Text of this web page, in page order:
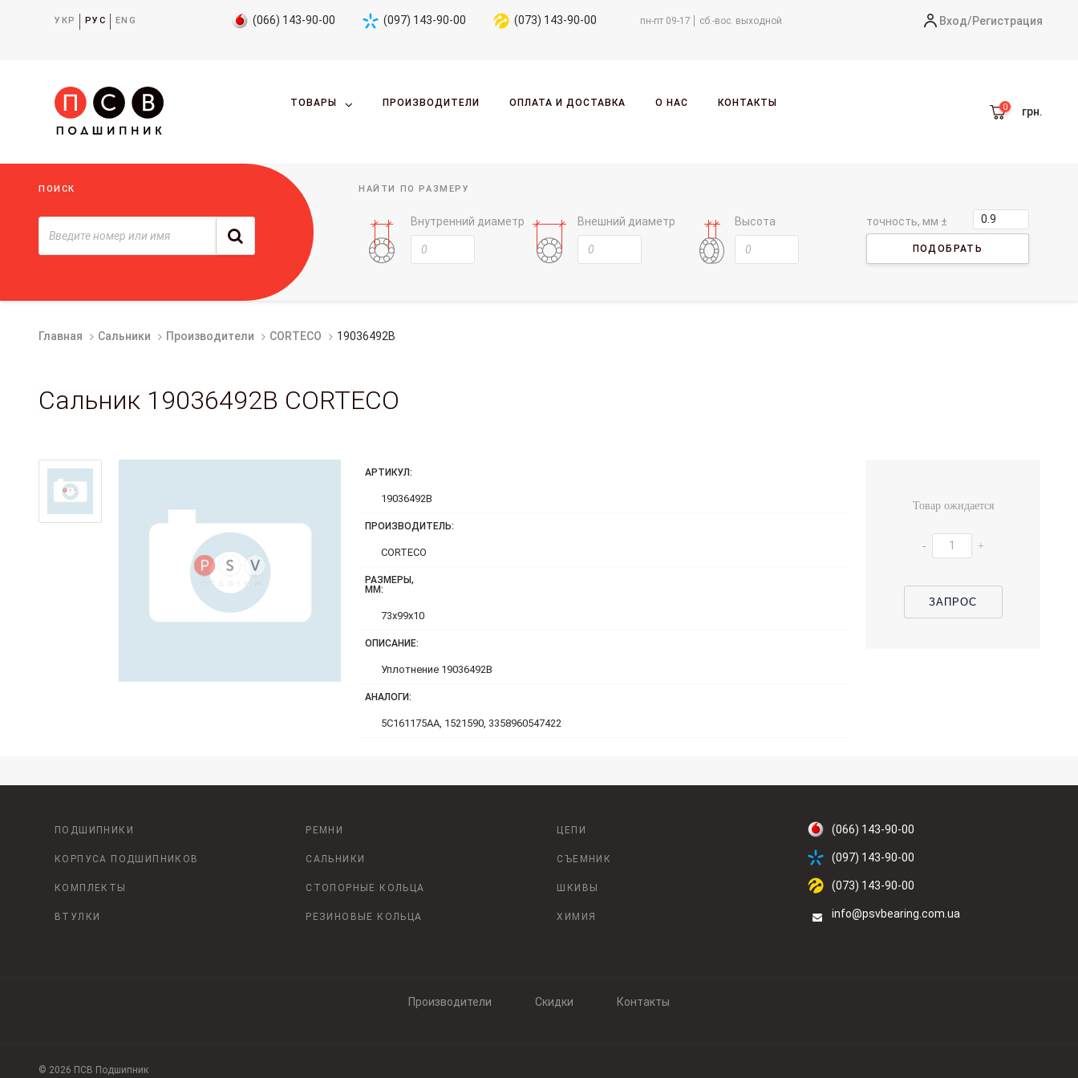
УКР РУС ENG пн-пт 09-17 сб.-вос. выходной
(066) 143-90-00 (097) 143-90-00 (073) 143-90-00 Вход/Регистрация
ТОВАРЫ ПРОИЗВОДИТЕЛИ ОПЛАТА И ДОСТАВКА О НАС КОНТАКТЫ
грн.
ПОИСК НАЙТИ ПО РАЗМЕРУ
Внутренний диаметр Внешний диаметр Высота точность, мм ±
ПОДОБРАТЬ
Главная Сальники Производители CORTECO 19036492B
Сальник 19036492B CORTECO
АРТИКУЛ:
19036492B
ПРОИЗВОДИТЕЛЬ:
CORTECO
РАЗМЕРЫ,
ММ:
73x99x10
ОПИСАНИЕ:
Уплотнение 19036492B
АНАЛОГИ:
5C161175AA, 1521590, 3358960547422
Товар ожидается
- +
ЗАПРОС
ПОДШИПНИКИ
КОРПУСА ПОДШИПНИКОВ
КОМПЛЕКТЫ
ВТУЛКИ
РЕМНИ
САЛЬНИКИ
СТОПОРНЫЕ КОЛЬЦА
РЕЗИНОВЫЕ КОЛЬЦА
ЦЕПИ
СЪЕМНИК
ШКИВЫ
ХИМИЯ
(066) 143-90-00
(097) 143-90-00
(073) 143-90-00
info@psvbearing.com.ua
Производители Скидки Контакты
© 2026 ПСВ Подшипник